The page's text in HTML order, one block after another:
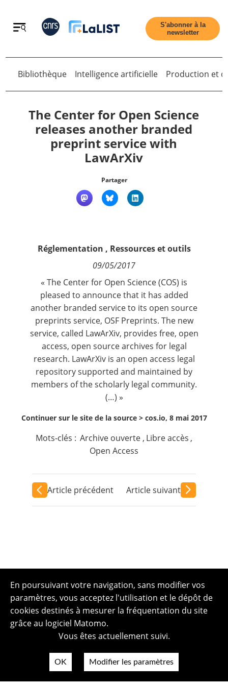
Retour
Qui sommes nous ?
S'abonner à la
newsletter
Retour
Bibliothèque Intelligence artificielle Production et
The Center for Open Science
releases another branded
preprint service with
LawArXiv
Partager
Réglementation , Ressources et outils
09/05/2017
« The Center for Open Science (COS) is
pleased to announce that it has added
another branded service to its open source
preprints service, OSF Preprints. The new
service, called LawArXiv, provides free, open
access, open source archives for legal
research. LawArXiv is an open access legal
repository supported and maintained by
members of the scholarly legal community.
(…) »
Continuer sur le site de la source > cos.io, 8 mai 2017
Mots-clés : Archive ouverte , Libre accès ,
Open Access
Article précédent Article suivant
En poursuivant votre navigation, sans modifier vos
paramètres, vous acceptez l'utilisation et le dépôt de
cookies destinés à mesurer la fréquentation du site
grâce au logiciel Matomo.
Vous êtes actuellement suivi.
OK Modifier les paramètres